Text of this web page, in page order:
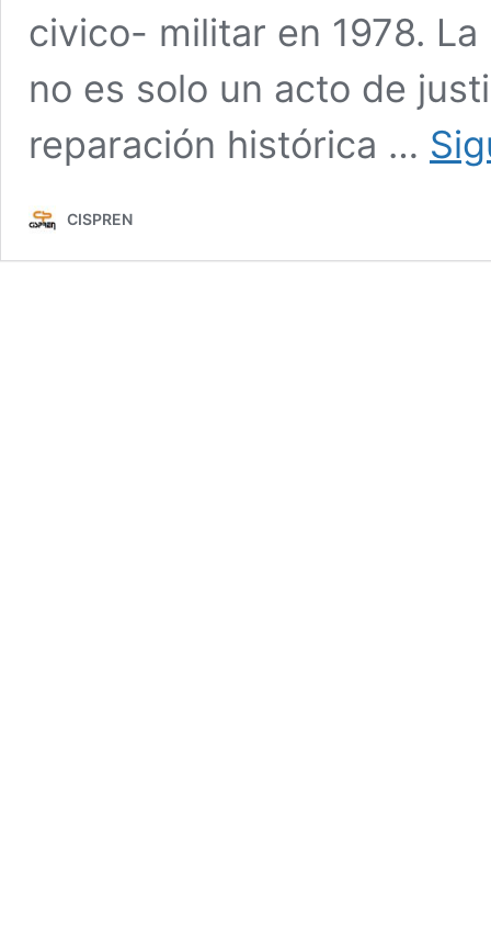
civico- militar en 1978.
no es solo un acto de
reparación histórica …
CISPREN